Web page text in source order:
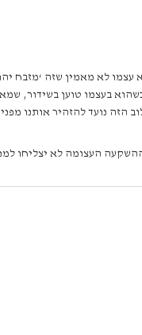
לא מאמין שזה ‘מזבח
בעצמו טוען בשידור,
נועד להזהיר אותנו
העצומה לא יצליחו